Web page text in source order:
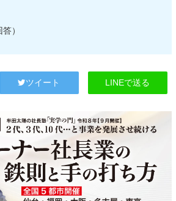
）
ツイート LINEで送る